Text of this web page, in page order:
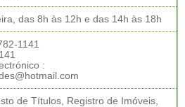
das 8h às 12h e das 14h às 18h
1141
:
de Títulos, Registro de Imóveis,